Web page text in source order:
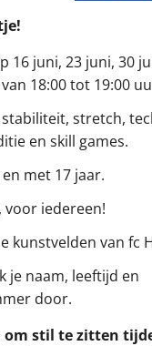
16 juni, 23 juni, 30
18:00 tot 19:00
stretch,
en skill games.
met 17 jaar.
voor iedereen!
kunstvelden van fc
je naam, leeftijd en
door.
om stil te zitten